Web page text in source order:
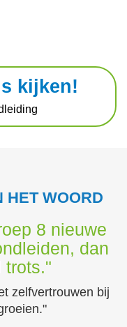
kijken!
HET WOORD
8 nieuwe
dan
trots."
zelfvertrouwen bij